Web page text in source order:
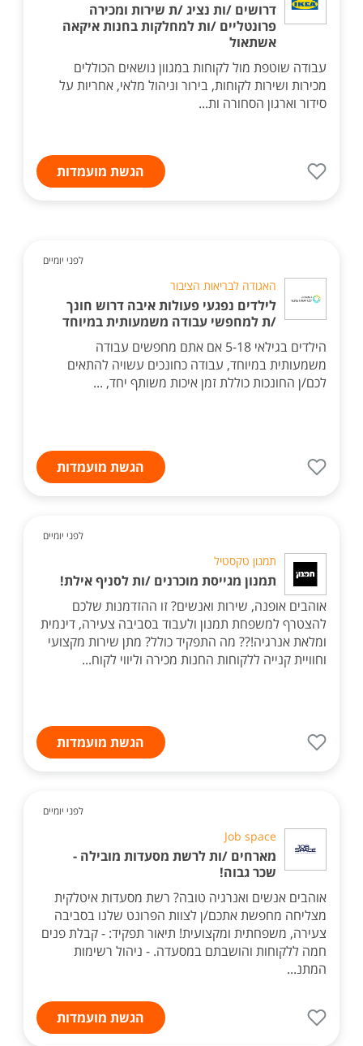
דרושים /ות נציג /ת שירות ומכירה
פרונטליים /ות למחלקות בחנות איקאה
אשתאול
עבודה שוטפת מול לקוחות במגוון נושאים הכוללים
מכירות ושירות לקוחות, בירור וניהול מלאי, אחריות על
סידור וארגון הסחורה ות...
הגשת מועמדות
לפני יומיים
האגודה לבריאות הציבור
לילדים נפגעי פעולות איבה דרוש חונך
/ת למחפשי עבודה משמעותית במיוחד
הילדים בגילאי 5-18 אם אתם מחפשים עבודה
משמעותית במיוחד, עבודה כחונכים עשויה להתאים
לכם/ן החונכות כוללת זמן איכות משותף יחד, ...
הגשת מועמדות
לפני יומיים
תמנון טקסטיל
תמנון מגייסת מוכרנים /ות לסניף אילת!
אוהבים אופנה, שירות ואנשים? זו ההזדמנות שלכם
להצטרף למשפחת תמנון ולעבוד בסביבה צעירה, דינמית
ומלאת אנרגיה!?? מה התפקיד כולל? מתן שירות מקצועי
וחוויית קנייה ללקוחות החנות מכירה וליווי לקוח...
הגשת מועמדות
לפני יומיים
Job space
מארחים /ות לרשת מסעדות מובילה -
שכר גבוה!
אוהבים אנשים ואנרגיה טובה? רשת מסעדות איטלקית
מצליחה מחפשת אתכם/ן לצוות הפרונט שלנו בסביבה
צעירה, משפחתית ומקצועית! תיאור תפקיד: - קבלת פנים
חמה ללקוחות והושבתם במסעדה. - ניהול רשימות
המתנ...
הגשת מועמדות